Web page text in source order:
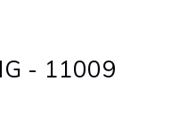
- 11009